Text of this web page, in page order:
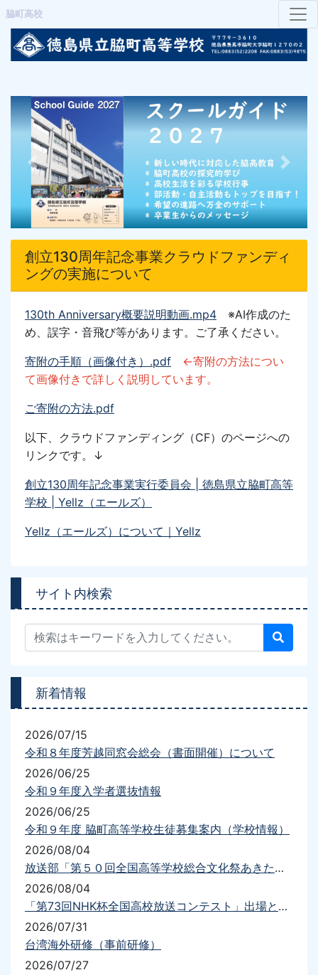
脇町高校
Previous Next
創立130周年記念事業クラウドファンディ
ングの実施について
130th Anniversary概要説明動画.mp4 ※AI作成のた
め、誤字・音飛び等があります。ご了承ください。
寄附の手順（画像付き）.pdf
←寄附の方法につい
て画像付きで詳しく説明しています。
ご寄附の方法.pdf
以下、クラウドファンディング （CF） のページへの
リンク です。↓
創立130周年記念事業実行委員会 | 徳島県立脇町高等
学校 | Yellz（エールズ）
Yellz（エールズ）について｜Yellz
サイト内検索
新着情報
2026/07/15
令和８年度芳越同窓会総会（書面開催）について
2026/06/25
令和９年度入学者選抜情報
2026/06/25
令和９年度 脇町高等学校生徒募集案内（学校情報）
2026/08/04
放送部「第５０回全国高等学校総合文化祭あきた総文2026放送部門」出場について
2026/08/04
「第73回NHK杯全国高校放送コンテスト」出場と結果について
2026/07/31
台湾海外研修（事前研修）
2026/07/27